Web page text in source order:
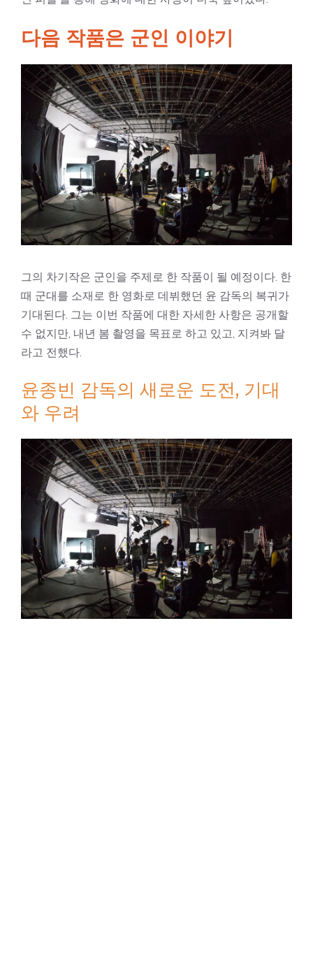
다음 작품은 군인 이야기
그의 차기작은 군인을 주제로 한 작품이 될 예정이다. 한
때 군대를 소재로 한 영화로 데뷔했던 윤 감독의 복귀가
기대된다. 그는 이번 작품에 대한 자세한 사항은 공개할
수 없지만, 내년 봄 촬영을 목표로 하고 있고, 지켜봐 달
라고 전했다.
윤종빈 감독의 새로운 도전, 기대
와 우려